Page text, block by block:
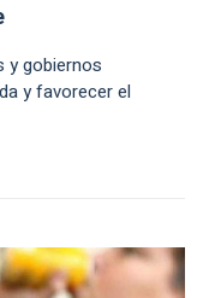
y gobiernos
y favorecer el